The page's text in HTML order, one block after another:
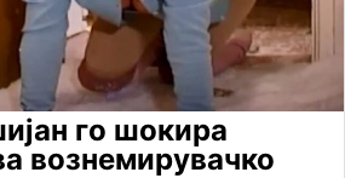
го шокира
вознемирувачко